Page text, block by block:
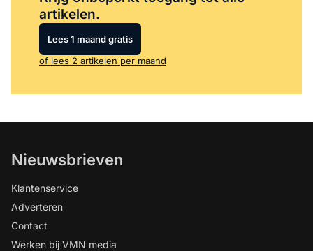
artikelen.
Lees 1 maand gratis
of lees 2 artikelen per maand
Nieuwsbrieven
Klantenservice
Adverteren
Contact
Werken bij VMN media